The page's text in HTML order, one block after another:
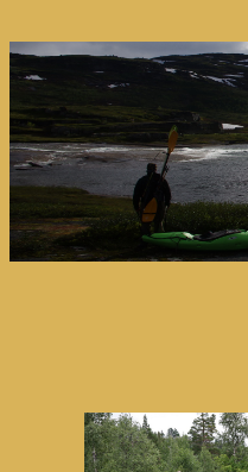
Wir